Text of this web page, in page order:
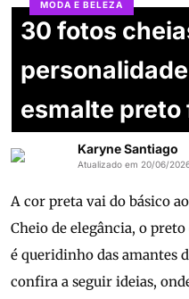
MODA E BELEZA
30 fotos
esmalte preto
Karyne Santiago
Atualizado em 20/06/
A cor preta vai do básico
Cheio de elegância, o
é queridinho das amantes
confira a seguir ideias,